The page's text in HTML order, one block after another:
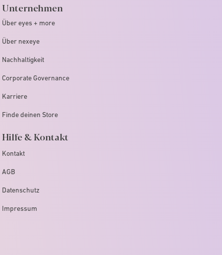
Unternehmen
Über eyes + more
Über nexeye
Nachhaltigkeit
Corporate Governance
Karriere
Finde deinen Store
Hilfe & Kontakt
Kontakt
AGB
Datenschutz
Impressum